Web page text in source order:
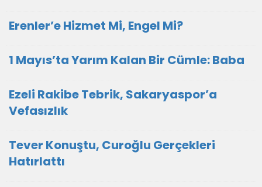
Erenler’e Hizmet Mi, Engel Mi?
1 Mayıs’ta Yarım Kalan Bir Cümle: Baba
Ezeli Rakibe Tebrik, Sakaryaspor’a
Vefasızlık
Tever Konuştu, Curoğlu Gerçekleri
Hatırlattı